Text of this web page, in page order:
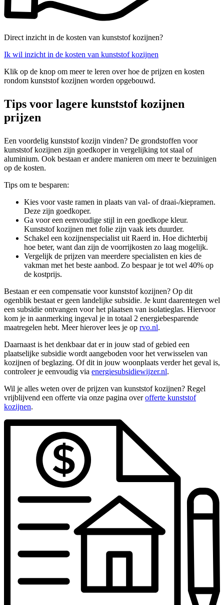
Direct inzicht in de kosten van kunststof kozijnen?
Ik wil inzicht in de kosten van kunststof kozijnen
Klik op de knop om meer te leren over hoe de prijzen en kosten
rondom kunststof kozijnen worden opgebouwd.
Tips voor lagere kunststof kozijnen
prijzen
Een voordelig kunststof kozijn vinden? De grondstoffen voor
kunststof kozijnen zijn goedkoper in vergelijking tot staal of
aluminium. Ook bestaan er andere manieren om meer te bezuinigen
op de kosten.
Tips om te besparen:
Kies voor vaste ramen in plaats van val- of draai-/kiepramen.
Deze zijn goedkoper.
Ga voor een eenvoudige stijl in een goedkope kleur.
Kunststof kozijnen met folie zijn vaak iets duurder.
Schakel een kozijnenspecialist uit Raerd in. Hoe dichterbij
hoe beter, want dan zijn de voorrijkosten zo laag mogelijk.
Vergelijk de prijzen van meerdere specialisten en kies de
vakman met het beste aanbod. Zo bespaar je tot wel 40% op
de kostprijs.
Bestaan er een compensatie voor kunststof kozijnen? Op dit
ogenblik bestaat er geen landelijke subsidie. Je kunt daarentegen wel
een subsidie ontvangen voor het plaatsen van isolatieglas. Hiervoor
kom je in aanmerking ingeval je in totaal 2 energiebesparende
maatregelen hebt. Meer hierover lees je op rvo.nl.
Daarnaast is het denkbaar dat er in jouw stad of gebied een
plaatselijke subsidie wordt aangeboden voor het verwisselen van
kozijnen of beglazing. Of dit in jouw woonplaats verder het geval is,
controleer je eenvoudig via energiesubsidiewijzer.nl.
Wil je alles weten over de prijzen van kunststof kozijnen? Regel
vrijblijvend een offerte via onze pagina overofferte kunststof
kozijnen.